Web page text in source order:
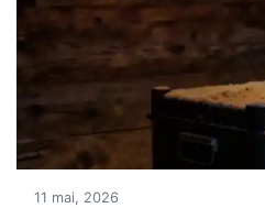
11 mai, 2026